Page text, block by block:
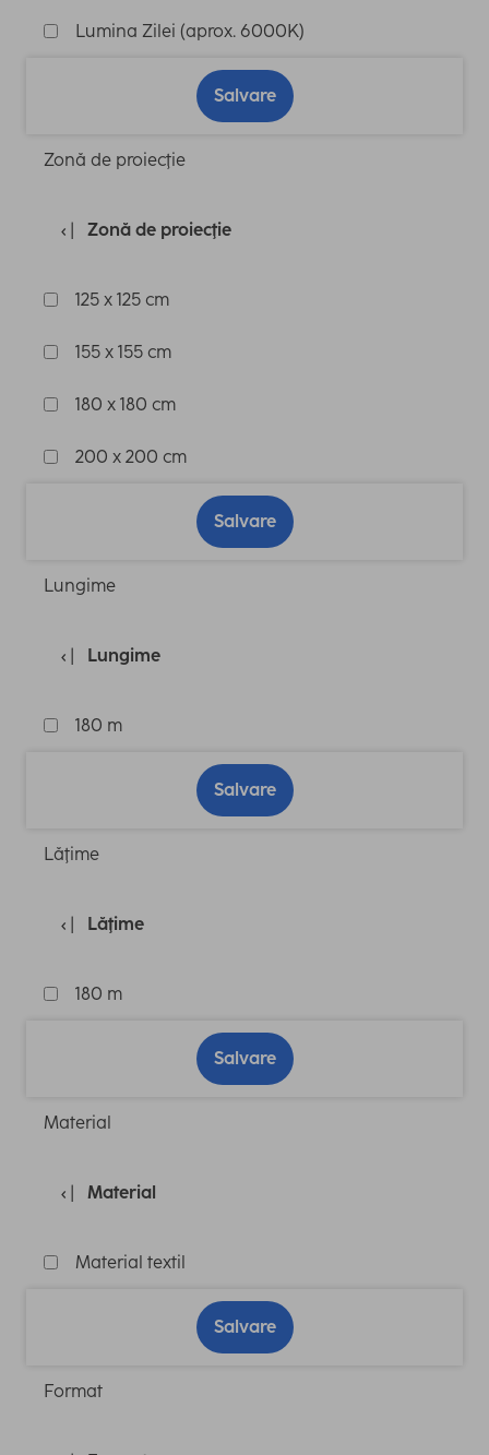
Lumina Zilei (aprox. 6000K)
Salvare
Zonă de proiecţie
Zonă de proiecţie
125 x 125 cm
155 x 155 cm
180 x 180 cm
200 x 200 cm
Salvare
Lungime
Lungime
180 m
Salvare
Lăţime
Lăţime
180 m
Salvare
Material
Material
Material textil
Salvare
Format